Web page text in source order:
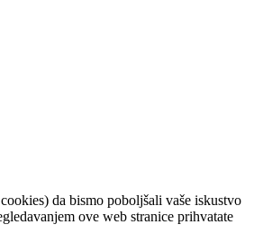
da bismo poboljšali vaše iskustvo
ove web stranice prihvatate